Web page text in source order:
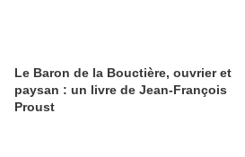
Le Baron de la Bouctière, ouvrier et
paysan : un livre de Jean-François
Proust